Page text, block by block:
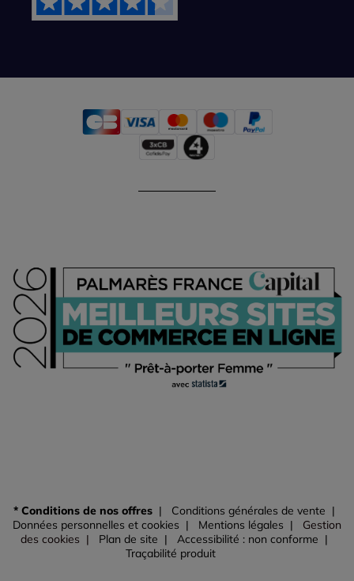
* Conditions de nos offres
Conditions générales de vente
Données personnelles et cookies
Mentions légales
Gestion
des cookies
Plan de site
Accessibilité : non conforme
Traçabilité produit